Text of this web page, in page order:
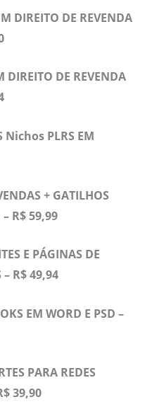
DIREITO DE REVENDA
DIREITO DE REVENDA
Nichos PLRS EM
+ GATILHOS
– R$ 59,99
E PÁGINAS DE
– R$ 49,94
EM WORD E PSD –
PARA REDES
39,90